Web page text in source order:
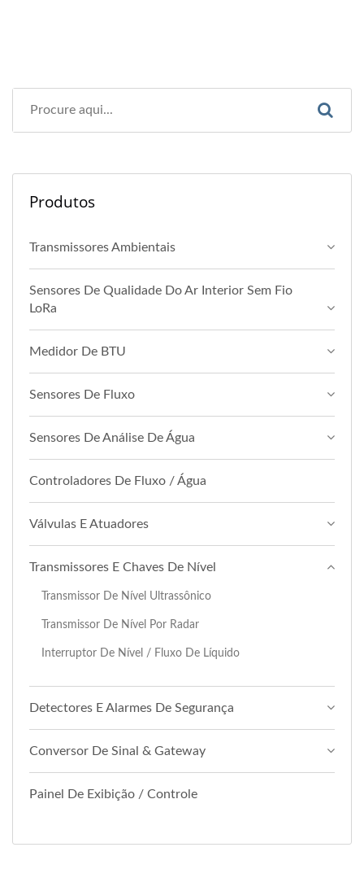
Produtos
Transmissores Ambientais
Sensores De Qualidade Do Ar Interior Sem Fio
LoRa
Medidor De BTU
Sensores De Fluxo
Sensores De Análise De Água
Controladores De Fluxo / Água
Válvulas E Atuadores
Transmissores E Chaves De Nível
Transmissor De Nível Ultrassônico
Transmissor De Nível Por Radar
Interruptor De Nível / Fluxo De Líquido
Detectores E Alarmes De Segurança
Conversor De Sinal & Gateway
Painel De Exibição / Controle